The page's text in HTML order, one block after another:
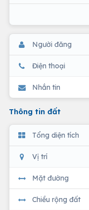
Người đăng
Điện thoại
Nhắn tin
Thông tin đất
Tổng diện tích
Vị trí
Mặt đường
Chiều rộng đất